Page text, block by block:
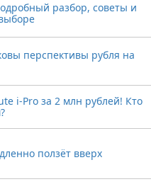
разбор, советы и
перспективы рубля на
i-Pro за 2 млн рублей! Кто
ползёт вверх